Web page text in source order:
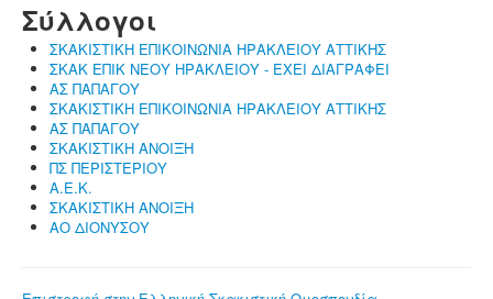
Σύλλογοι
ΣΚΑΚΙΣΤΙΚΗ ΕΠΙΚΟΙΝΩΝΙΑ ΗΡΑΚΛΕΙΟΥ ΑΤΤΙΚΗΣ
ΣΚΑΚ ΕΠΙΚ ΝΕΟΥ ΗΡΑΚΛΕΙΟΥ - ΕΧΕΙ ΔΙΑΓΡΑΦΕΙ
ΑΣ ΠΑΠΑΓΟΥ
ΣΚΑΚΙΣΤΙΚΗ ΕΠΙΚΟΙΝΩΝΙΑ ΗΡΑΚΛΕΙΟΥ ΑΤΤΙΚΗΣ
ΑΣ ΠΑΠΑΓΟΥ
ΣΚΑΚΙΣΤΙΚΗ ΑΝΟΙΞΗ
ΠΣ ΠΕΡΙΣΤΕΡΙΟΥ
Α.Ε.Κ.
ΣΚΑΚΙΣΤΙΚΗ ΑΝΟΙΞΗ
ΑΟ ΔΙΟΝΥΣΟΥ